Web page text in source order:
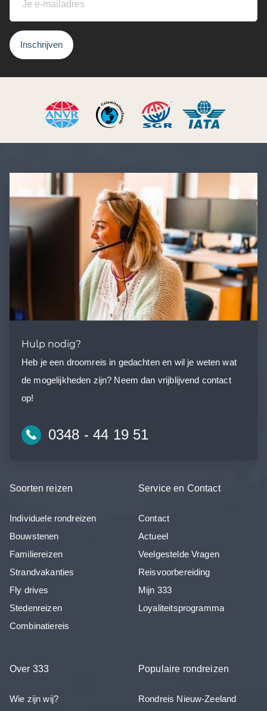
Inschrijven
Hulp nodig?
Heb je een droomreis in gedachten en wil je weten wat
de mogelijkheden zijn? Neem dan vrijblijvend contact
op!
0348 - 44 19 51
Soorten reizen
Individuele rondreizen
Bouwstenen
Familiereizen
Strandvakanties
Fly drives
Stedenreizen
Combinatiereis
Service en Contact
Contact
Actueel
Veelgestelde Vragen
Reisvoorbereiding
Mijn 333
Loyaliteitsprogramma
Over 333
Wie zijn wij?
Populaire rondreizen
Rondreis Nieuw-Zeeland